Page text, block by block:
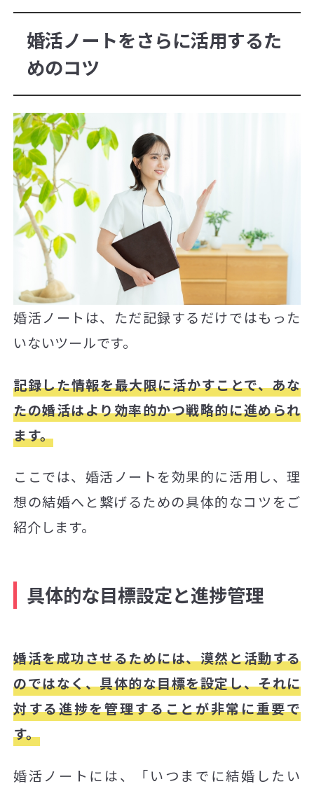
婚活ノートをさらに活用するた
めのコツ
婚活ノートは、ただ記録するだけではもった
いないツールです。
記録した情報を最大限に活かすことで、あな
たの婚活はより効率的かつ戦略的に進められ
ます。
ここでは、婚活ノートを効果的に活用し、理
想の結婚へと繋げるための具体的なコツをご
紹介します。
具体的な目標設定と進捗管理
婚活を成功させるためには、漠然と活動する
のではなく、具体的な目標を設定し、それに
対する進捗を管理することが非常に重要で
す。
婚活ノートには、「いつまでに結婚したい